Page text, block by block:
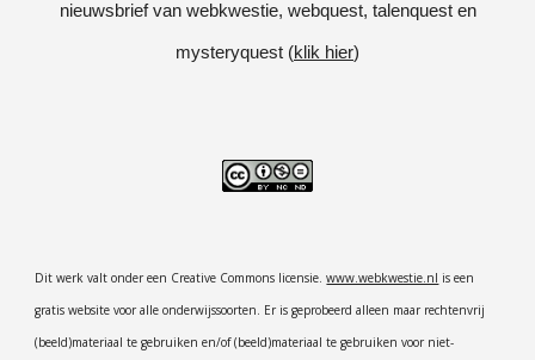
nieuwsbrief van webkwestie, webquest, talenquest en
mysteryquest (klik hier)
Dit werk valt onder een Creative Commons licensie.www.webkwestie.nl is een
gratis website voor alle onderwijssoorten. Er is geprobeerd alleen maar rechtenvrij
(beeld)materiaal te gebruiken en/of (beeld)materiaal te gebruiken voor niet-